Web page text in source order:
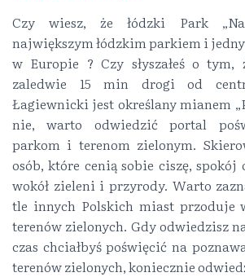
Czy wiesz, że łódzki Park
największym łódzkim parkiem i
w Europie ? Czy słyszałeś o tym,
zaledwie 15 min drogi od
Łagiewnicki jest określany mianem
nie, warto odwiedzić portal
parkom i terenom zielonym.
osób, które cenią sobie ciszę, spokój
wokół zieleni i przyrody. Warto
tle innych Polskich miast przoduje
terenów zielonych. Gdy odwiedzisz
czas chciałbyś poświęcić na
terenów zielonych, koniecznie